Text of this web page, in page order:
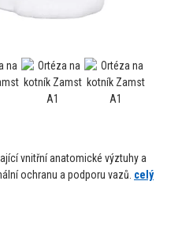
vnitřní anatomické výztuhy a
ochranu a podporu vazů. celý